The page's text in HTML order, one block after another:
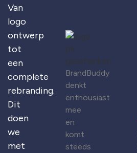
Van
logo
ontwerp
tot
een
complete
rebranding.
Dit
doen
we
met
BrandBuddy
denkt
enthousiast
mee
en
komt
steeds